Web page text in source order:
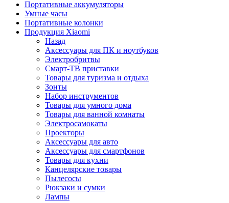
Портативные аккумуляторы
Умные часы
Портативные колонки
Продукция Xiaomi
Назад
Аксессуары для ПК и ноутбуков
Электробритвы
Смарт-ТВ приставки
Товары для туризма и отдыха
Зонты
Набор инструментов
Товары для умного дома
Товары для ванной комнаты
Электросамокаты
Проекторы
Аксессуары для авто
Аксессуары для смартфонов
Товары для кухни
Канцелярские товары
Пылесосы
Рюкзаки и сумки
Лампы